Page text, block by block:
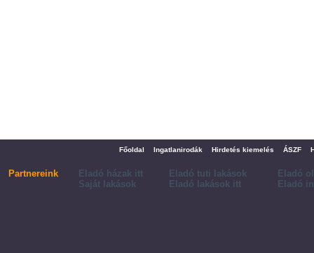
Főoldal Ingatlanirodák Hirdetés kiemelés ÁSZF
Partnereink Eladó házak itt Eladó tuti lakások
Eladó
Saját lakások
Eladó lakások itt Eladó